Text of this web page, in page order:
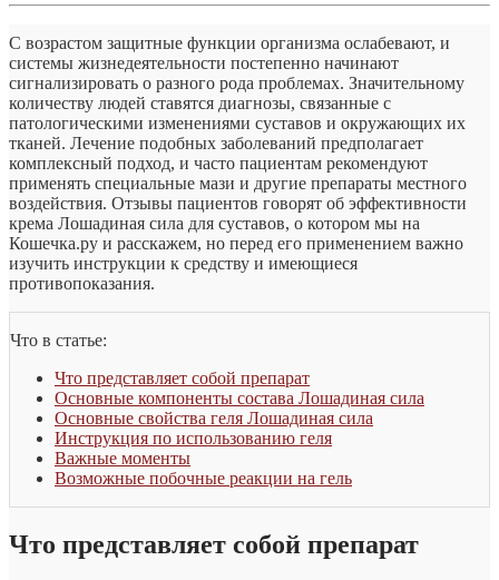
С возрастом защитные функции организма ослабевают, и
системы жизнедеятельности постепенно начинают
сигнализировать о разного рода проблемах. Значительному
количеству людей ставятся диагнозы, связанные с
патологическими изменениями суставов и окружающих их
тканей. Лечение подобных заболеваний предполагает
комплексный подход, и часто пациентам рекомендуют
применять специальные мази и другие препараты местного
воздействия. Отзывы пациентов говорят об эффективности
крема Лошадиная сила для суставов, о котором мы на
Кошечка.ру и расскажем, но перед его применением важно
изучить инструкции к средству и имеющиеся
противопоказания.
Что в статье:
Что представляет собой препарат
Основные компоненты состава Лошадиная сила
Основные свойства геля Лошадиная сила
Инструкция по использованию геля
Важные моменты
Возможные побочные реакции на гель
Что представляет собой препарат